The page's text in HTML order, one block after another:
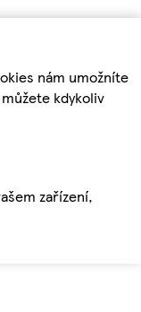
nám umožníte
kdykoliv
zařízení,